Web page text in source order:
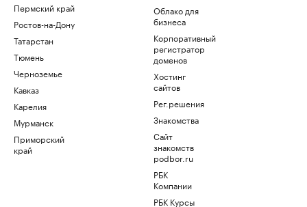
Пермский край
Ростов-на-Дону
Татарстан
Тюмень
Черноземье
Кавказ
Карелия
Мурманск
Приморский
край
Облако для
бизнеса
Корпоративный
регистратор
доменов
Хостинг
сайтов
Рег.решения
Знакомства
Сайт
знакомств
podbor.ru
РБК
Компании
РБК Курсы